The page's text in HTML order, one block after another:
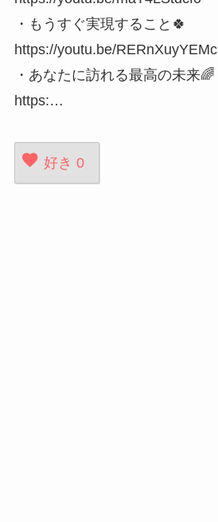
・もうすぐ実現すること🍀
https://youtu.be/RERnXuyYEMc
・あなたに訪れる最高の未来🌈
https:…
好き 0